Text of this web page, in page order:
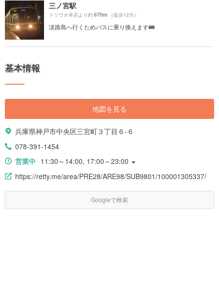
三ノ宮駅
トリウオ本店より約670m （徒歩12分）
淡路島へ行くためバスに乗り換えます🚌
基本情報
地図を見る
兵庫県神戸市中央区三宮町３丁目６-６
078-391-1454
営業中 11:30～14:00, 17:00～23:00
https://retty.me/area/PRE28/ARE98/SUB9801/100001305337/
Googleで検索